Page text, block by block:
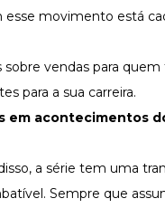
movimento está
sobre vendas para
para a sua carreira.
em acontecimentos
a série tem uma
Sempre que